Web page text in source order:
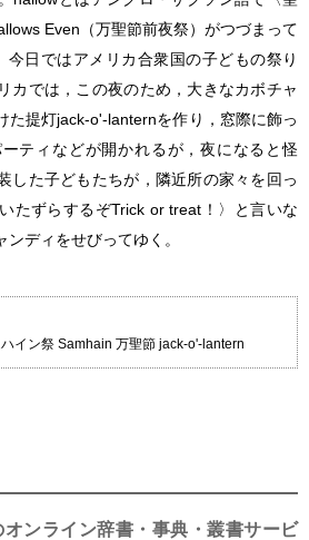
Even（万聖節前夜祭）がつづまって
今日ではアメリカ合衆国の子どもの祭り
カでは，この夜のため，大きなカボチャ
た提灯jack-o'-lanternを作り，窓際に飾っ
ティなどが開かれるが，夜になると怪
した子どもたちが，隣近所の家々を回っ
たずらするぞTrick or treat！〉と言いな
ディをせびってゆく。
イン祭 Samhain 万聖節 jack-o'-lantern
ンライン辞書・事典・叢書サービ